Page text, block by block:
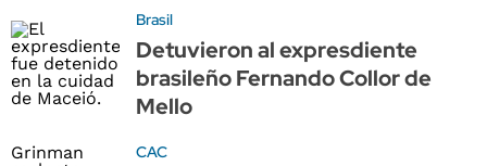
Brasil
Detuvieron al expresdiente
brasileño Fernando Collor de
Mello
CAC